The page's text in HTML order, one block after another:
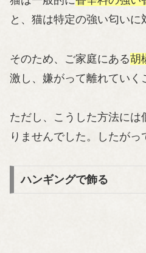
と、猫は特定の強い匂い
そのため、ご家庭にある胡
激し、嫌がって離れていく
ただし、こうした方法には
りませんでした。したが
ハンギングで飾る